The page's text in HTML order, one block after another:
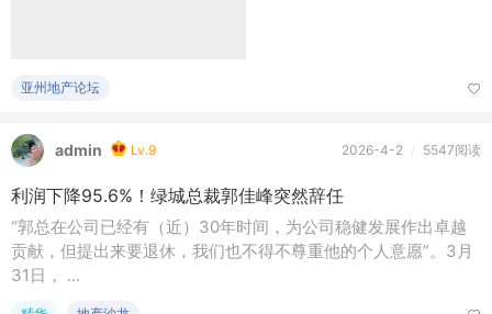
亚州地产论坛
admin Lv.9 2026-4-2 / 5547阅读
利润下降95.6%！绿城总裁郭佳峰突然辞任
“郭总在公司已经有（近）30年时间，为公司稳健发展作出卓越
贡献，但提出来要退休，我们也不得不尊重他的个人意愿”。3月
31日， ...